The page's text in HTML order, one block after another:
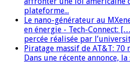
plateforme...
Le nano-générateur au
en énergie - Tech-Connect:
percée réalisée par
Piratage massif de AT&T:
Dans une récente annonce, la